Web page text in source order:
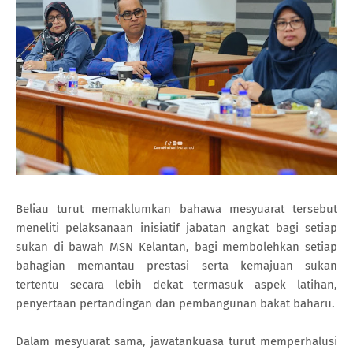
Beliau turut memaklumkan bahawa mesyuarat tersebut
meneliti pelaksanaan inisiatif jabatan angkat bagi setiap
sukan di bawah MSN Kelantan, bagi membolehkan setiap
bahagian memantau prestasi serta kemajuan sukan
tertentu secara lebih dekat termasuk aspek latihan,
penyertaan pertandingan dan pembangunan bakat baharu.
Dalam mesyuarat sama, jawatankuasa turut memperhalusi